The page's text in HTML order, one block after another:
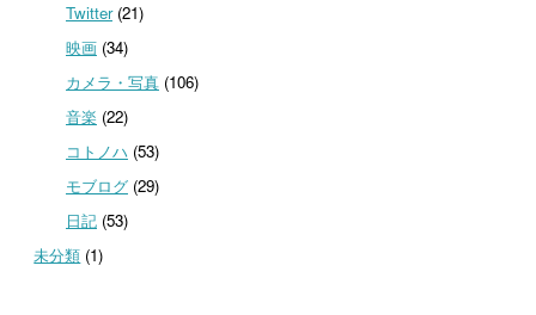
Twitter(21)
映画(34)
カメラ・写真(106)
音楽 (22)
コトノハ (53)
モブログ(29)
日記(53)
未分類 (1)